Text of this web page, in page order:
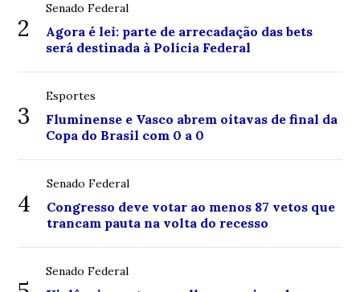
2
Senado Federal
Agora é lei: parte de arrecadação das bets
será destinada à Polícia Federal
3
Esportes
Fluminense e Vasco abrem oitavas de final da
Copa do Brasil com 0 a 0
4
Senado Federal
Congresso deve votar ao menos 87 vetos que
trancam pauta na volta do recesso
Senado Federal